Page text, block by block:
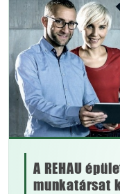
A REHAU
munkatársat